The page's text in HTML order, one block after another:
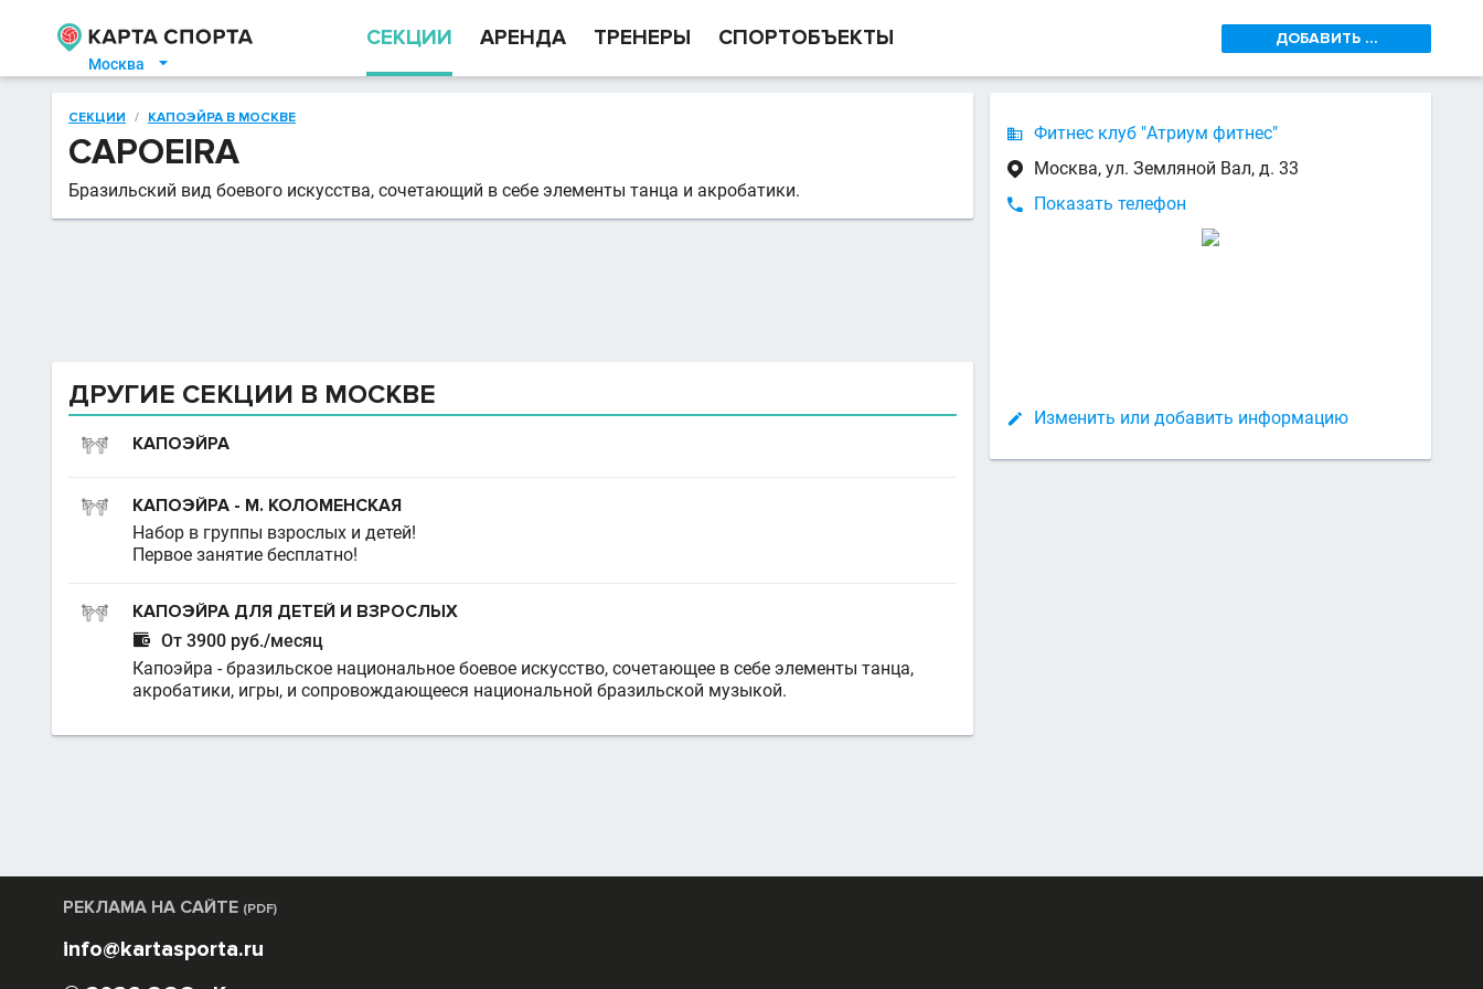
Москва 
СЕКЦИИ АРЕНДА ТРЕНЕРЫ СПОРТОБЪЕКТЫ ДОБАВИТЬ ...
СЕКЦИИ / КАПОЭЙРА В МОСКВЕ
CAPOEIRA
Бразильский вид боевого искусства, сочетающий в себе элементы танца и акробатики.
ДРУГИЕ СЕКЦИИ В МОСКВЕ
КАПОЭЙРА
КАПОЭЙРА - М. КОЛОМЕНСКАЯ
Набор в группы взрослых и детей!
Первое занятие бесплатно!
КАПОЭЙРА ДЛЯ ДЕТЕЙ И ВЗРОСЛЫХ

От 3900 руб./месяц
Капоэйра - бразильское национальное боевое искусство, сочетающее в себе элементы танца,
акробатики, игры, и сопровождающееся национальной бразильской музыкой.
 Фитнес клуб "Атриум фитнес"
 Москва, ул. Земляной Вал, д. 33
 Показать телефон
 Изменить или добавить информацию
РЕКЛАМА НА САЙТЕ (PDF)
info@kartasporta.ru